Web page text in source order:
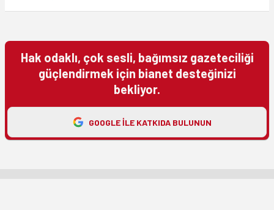
Hak odaklı, çok sesli, bağımsız gazeteciliği
güçlendirmek için bianet desteğinizi
bekliyor.
GOOGLE ILE KATKIDA BULUNUN